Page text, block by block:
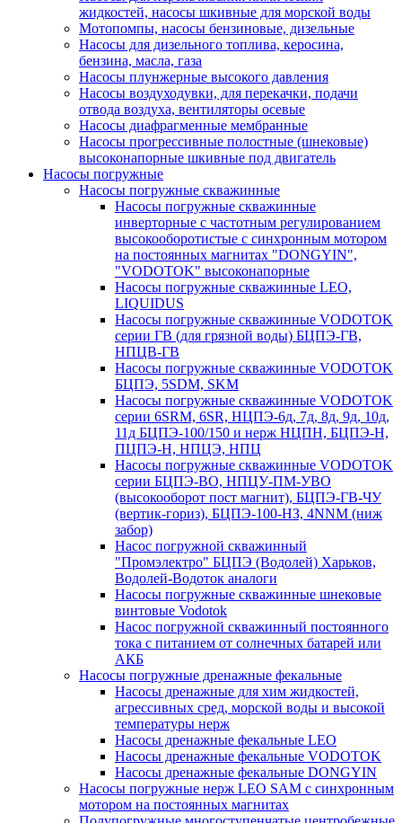
жидкостей, насосы шкивные для морской воды
Мотопомпы, насосы бензиновые, дизельные
Насосы для дизельного топлива, керосина,
бензина, масла, газа
Насосы плунжерные высокого давления
Насосы воздуходувки, для перекачки, подачи
отвода воздуха, вентиляторы осевые
Насосы диафрагменные мембранные
Насосы прогрессивные полостные (шнековые)
высоконапорные шкивные под двигатель
Насосы погружные
Насосы погружные скважинные
Насосы погружные скважинные
инверторные с частотным регулированием
высокооборотистые с синхронным мотором
на постоянных магнитах "DONGYIN",
"VODOTOK" высоконапорные
Насосы погружные скважинные LEO,
LIQUIDUS
Насосы погружные скважинные VODOTOK
серии ГВ (для грязной воды) БЦПЭ-ГВ,
НПЦВ-ГВ
Насосы погружные скважинные VODOTOK
БЦПЭ, 5SDM, SKM
Насосы погружные скважинные VODOTOK
серии 6SRM, 6SR, НЦПЭ-6д, 7д, 8д, 9д, 10д,
11д БЦПЭ-100/150 и нерж НЦПН, БЦПЭ-Н,
ПЦПЭ-Н, НПЦЭ, НПЦ
Насосы погружные скважинные VODOTOK
серии БЦПЭ-ВО, НПЦУ-ПМ-УВО
(высокооборот пост магнит), БЦПЭ-ГВ-ЧУ
(вертик-гориз), БЦПЭ-100-НЗ, 4NNM (ниж
забор)
Насос погружной скважинный
"Промэлектро" БЦПЭ (Водолей) Харьков,
Водолей-Водоток аналоги
Насосы погружные скважинные шнековые
винтовые Vodotok
Насос погружной скважинный постоянного
тока с питанием от солнечных батарей или
АКБ
Насосы погружные дренажные фекальные
Насосы дренажные для хим жидкостей,
агрессивных сред, морской воды и высокой
температуры нерж
Насосы дренажные фекальные LEO
Насосы дренажные фекальные VODOTOK
Насосы дренажные фекальные DONGYIN
Насосы погружные нерж LEO SAM с синхронным
мотором на постоянных магнитах